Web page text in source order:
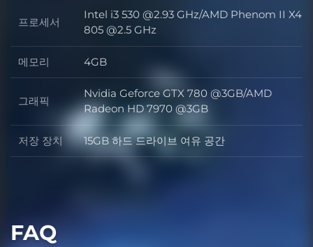
프로세서 프로세서
Intel i3 530 @2.93 GHz/AMD Phenom II X4
805 @2.5 GHz
메모리 메모리
4GB
그래픽 그래픽
Nvidia Geforce GTX 780 @3GB/AMD
Radeon HD 7970 @3GB
저장 장치 저장 장치
15GB 하드 드라이브 여유 공간
FAQ